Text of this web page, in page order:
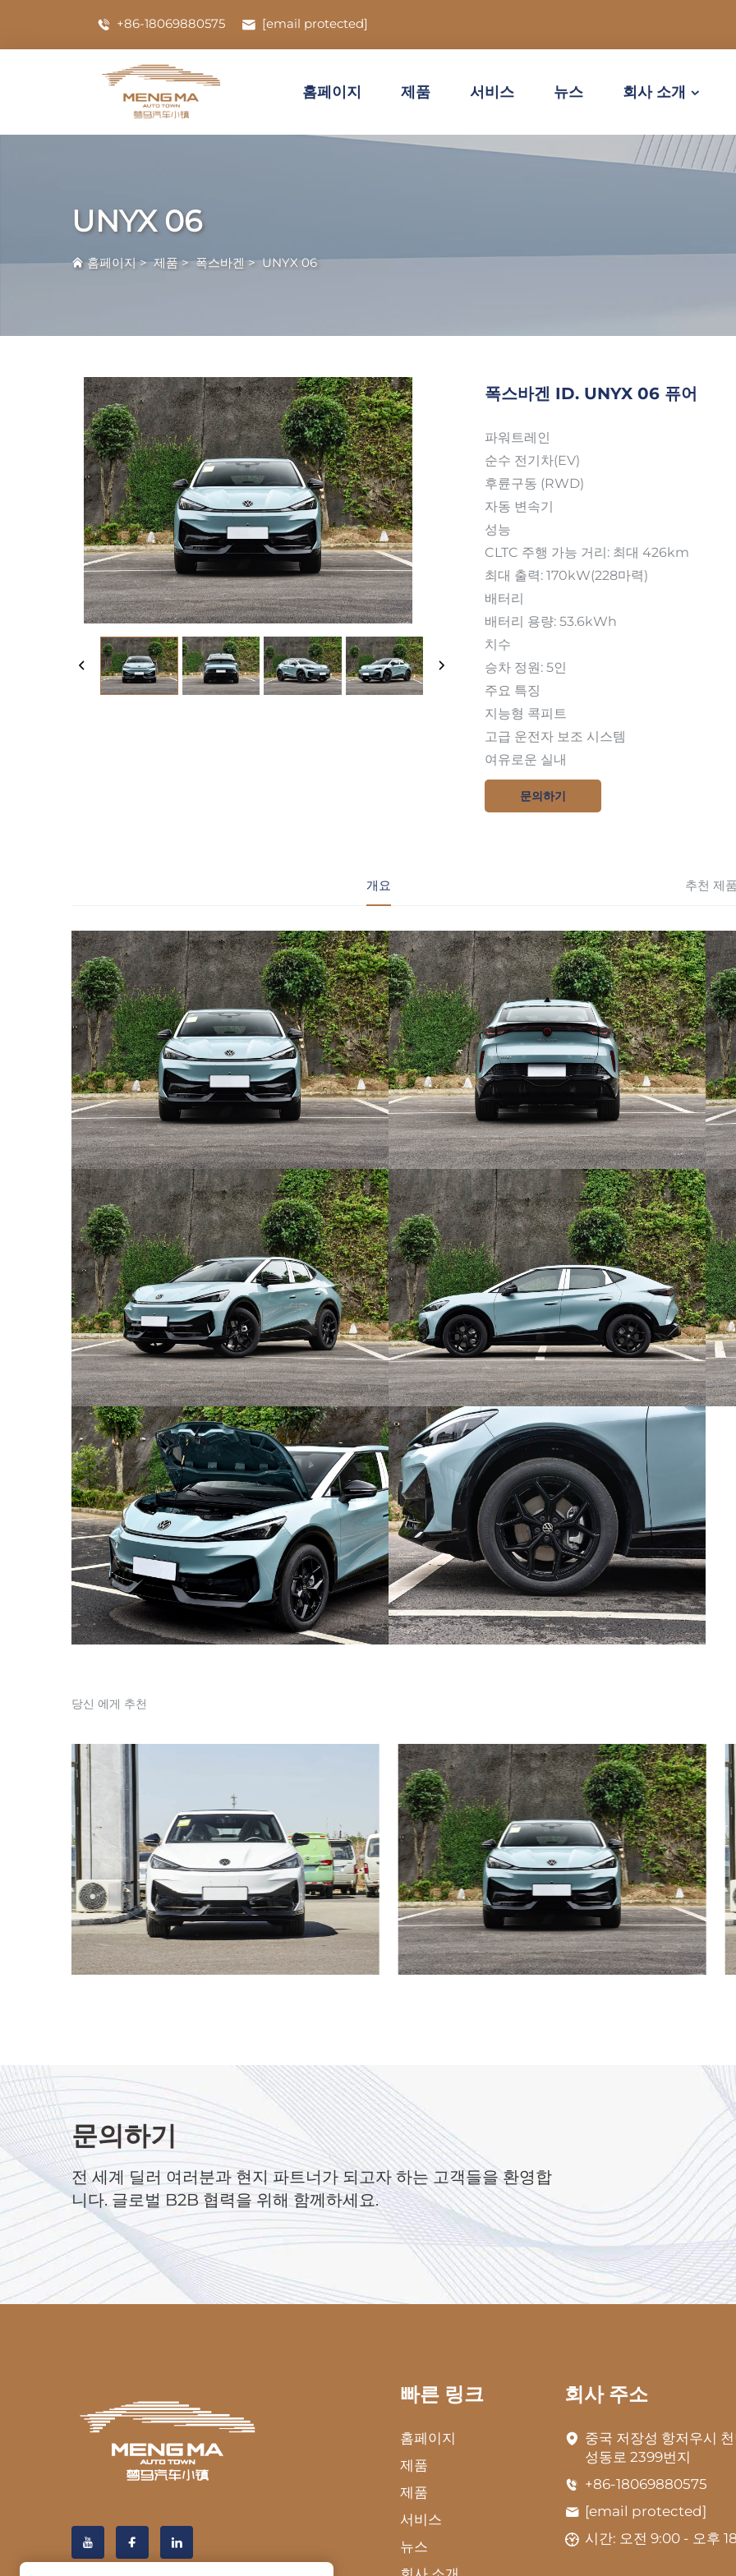
+86-18069880575 [email protected]
홈페이지 제품 서비스 뉴스 회사 소개
UNYX 06
홈페이지>제품>폭스바겐>UNYX 06
폭스바겐 ID. UNYX 06 퓨어
파워트레인
순수 전기차(EV)
후륜구동 (RWD)
자동 변속기
성능
CLTC 주행 가능 거리: 최대 426km
최대 출력: 170kW(228마력)
배터리
배터리 용량: 53.6kWh
치수
승차 정원: 5인
주요 특징
지능형 콕피트
고급 운전자 보조 시스템
여유로운 실내
문의하기
개요 추천 제
당신 에게 추천
문의하기
전 세계 딜러 여러분과 현지 파트너가 되고자 하는 고객들을 환영합
니다. 글로벌 B2B 협력을 위해 함께하세요.
빠른 링크
홈페이지
제품
제품
서비스
뉴스
회사 주소
중국 저장성 항저우시
성동로 2399번지
+86-18069880575
[email protected]
시간: 오전 9:00 - 오후